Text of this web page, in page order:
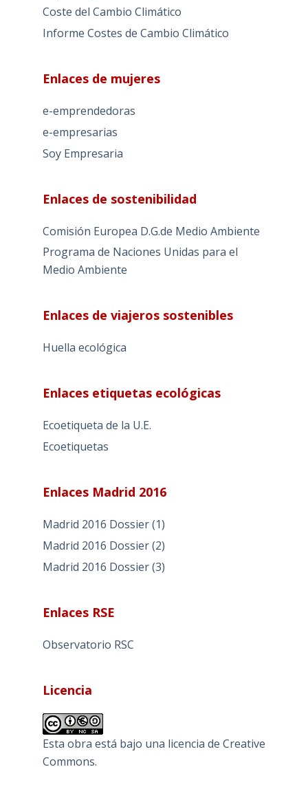
Coste del Cambio Climático
Informe Costes de Cambio Climático
Enlaces de mujeres
e-emprendedoras
e-empresarias
Soy Empresaria
Enlaces de sostenibilidad
Comisión Europea D.G.de Medio Ambiente
Programa de Naciones Unidas para el
Medio Ambiente
Enlaces de viajeros sostenibles
Huella ecológica
Enlaces etiquetas ecológicas
Ecoetiqueta de la U.E.
Ecoetiquetas
Enlaces Madrid 2016
Madrid 2016 Dossier (1)
Madrid 2016 Dossier (2)
Madrid 2016 Dossier (3)
Enlaces RSE
Observatorio RSC
Licencia
Esta obra está bajo una licencia de Creative
Commons.